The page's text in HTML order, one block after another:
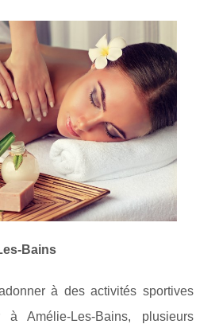
Bains
à des activités sportives
Amélie-Les-Bains, plusieurs